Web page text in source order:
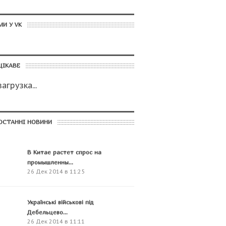
У VK
НОВИНИ
В Китае растет спрос на
промышленны...
26 Дек 2014 в 11:25
Українські військові під
Дебельцево...
26 Дек 2014 в 11:11